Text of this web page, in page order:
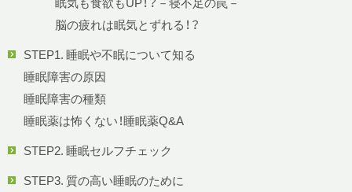
脳の疲れは眠気とずれる！？
STEP1. 睡眠や不眠について知る
睡眠障害の原因
睡眠障害の種類
睡眠薬は怖くない！睡眠薬Q&A
STEP2. 睡眠セルフチェック
STEP3. 質の高い睡眠のために